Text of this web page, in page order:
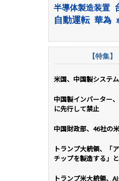
半導体製造装置
自動運転 華為
【特集
米国、中国製システ
中国製インバーター
に先行して禁止
中国財政部、46社の
トランプ大統領、「
チップを製造する」
トランプ米大統領、